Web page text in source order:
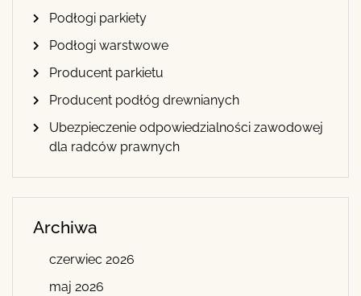
Podłogi parkiety
Podłogi warstwowe
Producent parkietu
Producent podłóg drewnianych
Ubezpieczenie odpowiedzialności zawodowej
dla radców prawnych
Archiwa
czerwiec 2026
maj 2026